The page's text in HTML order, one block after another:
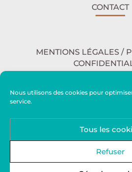
Nous utilisons des cookies pour
service.
Tous les
Refuser
CONTACT
MENTIONS LÉGALES /